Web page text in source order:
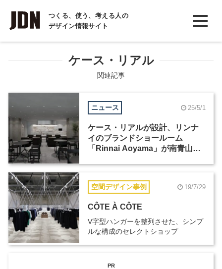
つくる、使う、考える人の
デザイン情報サイト
INTERVIEW
インタビュー
REPORT
COLUMN
コラム
ケース・リアル
関連記事
ニュース 25/5/1
ケース・リアルが設計、リンナ
イのブランドショールーム
「Rinnai Aoyama」が南青山に7
空間デザイン事例 19/7/29
CÔTE À CÔTE
V字型ハンガーを整列させた、シンプ
ルな構成のセレクトショップ
PR